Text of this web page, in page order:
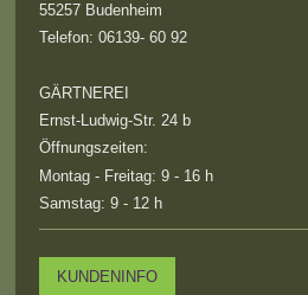
55257 Budenheim
Telefon: 06139- 60 92
GÄRTNEREI
Ernst-Ludwig-Str. 24 b
Öffnungszeiten:
Montag - Freitag: 9 - 16 h
Samstag: 9 - 12 h
KUNDENINFO